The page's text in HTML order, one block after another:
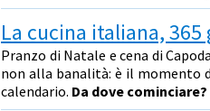
La cucina italiana,
Pranzo di Natale e cena di
non alla banalità: è il momento
calendario. Da dove cominciare?